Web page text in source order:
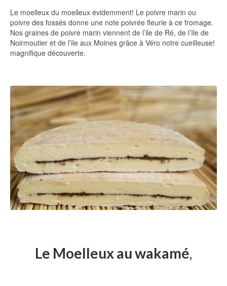
Le moelleux du moelleux évidemment! Le poivre marin ou
poivre des fossés donne une note poivrée fleurie à ce fromage.
Nos graines de poivre marin viennent de l’ile de Ré, de l’Ile de
Noirmoutier et de l’ile aux Moines grâce à Véro notre cueilleuse!
magnifique découverte.
Le Moelleux au wakamé,